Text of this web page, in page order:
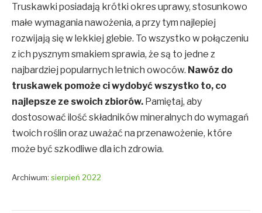
Truskawki posiadają krótki okres uprawy, stosunkowo
małe wymagania nawożenia, a przy tym najlepiej
rozwijają się w lekkiej glebie. To wszystko w połączeniu
z ich pysznym smakiem sprawia, że są to jedne z
najbardziej popularnych letnich owoców. Nawóz do
truskawek pomoże ci wydobyć wszystko to, co
najlepsze ze swoich zbiorów. Pamiętaj, aby
dostosować ilość składników mineralnych do wymagań
twoich roślin oraz uważać na przenawożenie, które
może być szkodliwe dla ich zdrowia.
Archiwum: sierpień 2022